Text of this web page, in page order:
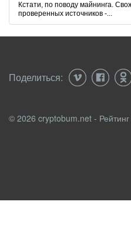
Кстати, по поводу майнинга.
проверенных источников -...
Поделиться:
© 2026 cryptobum.net -